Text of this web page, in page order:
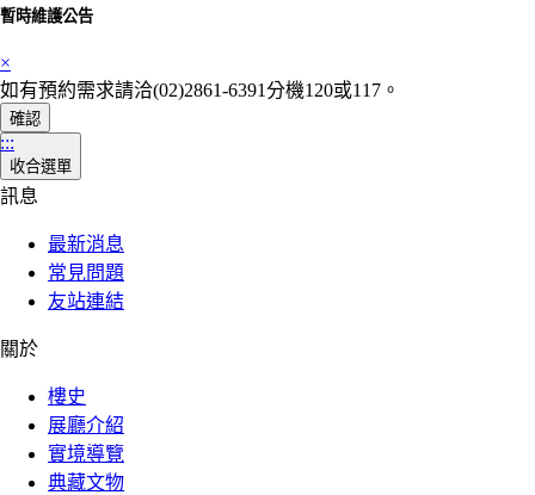
暫時維護公告
×
如有預約需求請洽(02)2861-6391分機120或117。
確認
:::
收合選單
訊息
最新消息
常見問題
友站連結
關於
樓史
展廳介紹
實境導覽
典藏文物